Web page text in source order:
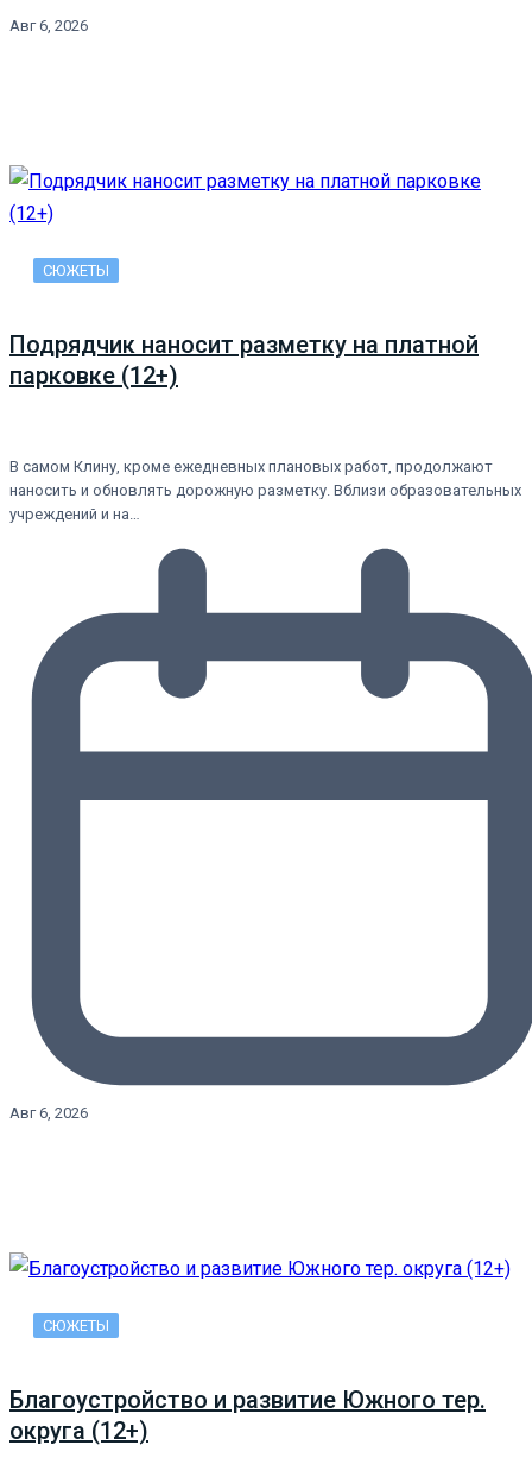
Авг 6, 2026
СЮЖЕТЫ
Подрядчик наносит разметку на платной
парковке (12+)
В самом Клину, кроме ежедневных плановых работ, продолжают
наносить и обновлять дорожную разметку. Вблизи образовательных
учреждений и на…
Авг 6, 2026
СЮЖЕТЫ
Благоустройство и развитие Южного тер.
округа (12+)